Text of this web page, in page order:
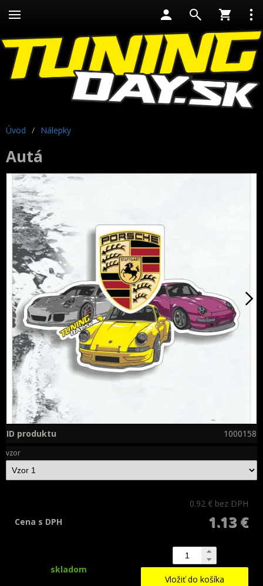
Úvod / Nálepky
Autá
ID produktu 1000158
vzor
0.92 € bez DPH
1.13 €
Cena s DPH
skladom
Vložiť do košíka